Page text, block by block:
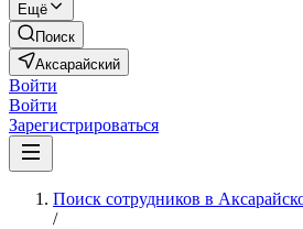
Ещё
Поиск
Аксарайский
Войти
Войти
Зарегистрироваться
Поиск сотрудников в
/